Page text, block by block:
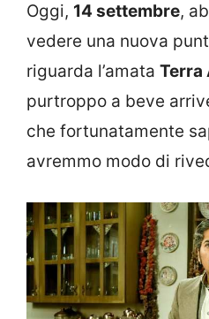
Oggi, 14 settembre,
vedere una nuova
riguarda l’amata Terra
purtroppo a beve
che fortunatamente
avremmo modo di